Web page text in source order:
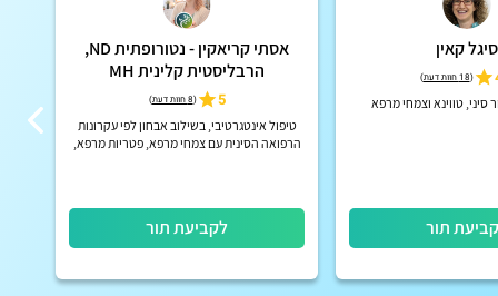
סיגל קאין
(18 חוות דעת )
סיני, טווינא וצמחי מרפא
תור
אסתי קריאקין - נטורופתית ND,
הרבליסטית קלינית MH
5
(8 חוות דעת )
טיפול אינטגרטיבי, בשילוב אבחון לפי עקרונות
הרפואה הסינית עם צמחי מרפא, פטריות מרפא,
לקביעת תור